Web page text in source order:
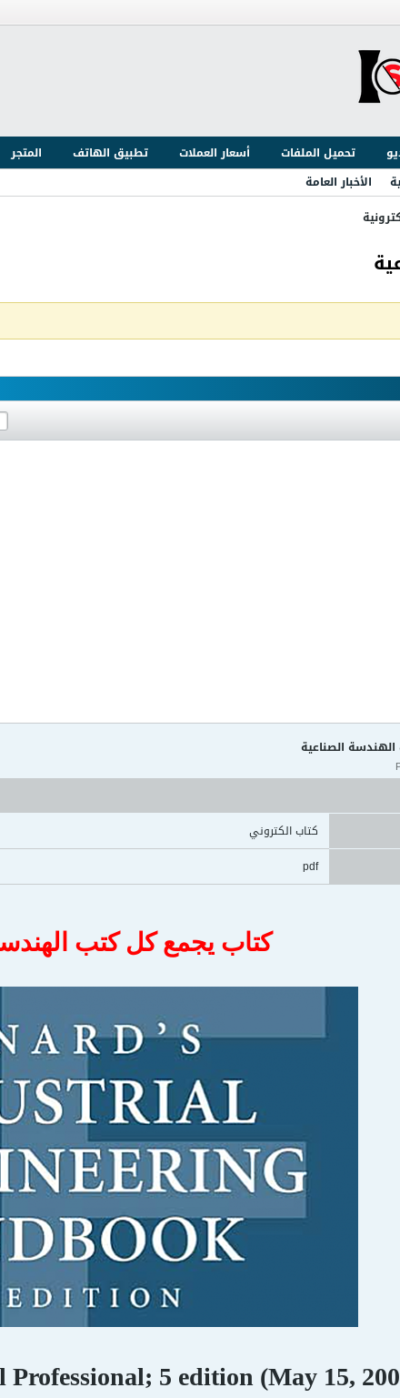
تحميل الملفات أسعار العملات تطبيق الهاتف
المتجر
الأخبار العامة
الصناعية
كتاب الكتروني
pdf
كتاب يجمع كل كتب
5 edition (May 15,